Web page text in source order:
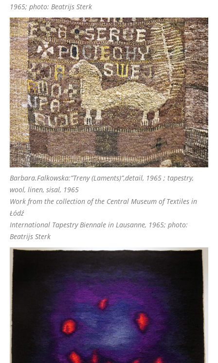
1965; photo: Beatrijs Sterk
Barbara.Falkowska:”Treny (Laments)”,detail, 1965 ; tapestry,
wool, linen, sisal, 1965
Work from the collection of the Central Museum of Textiles in
Łódź
International Tapestry Biennale in Lausanne, 1965; photo:
Beatrijs Sterk